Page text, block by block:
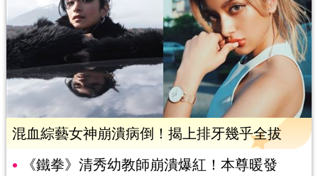
混血綜藝女神崩潰病倒！揭上排牙幾乎全拔
《鐵拳》清秀幼教師崩潰爆紅！本尊暖發